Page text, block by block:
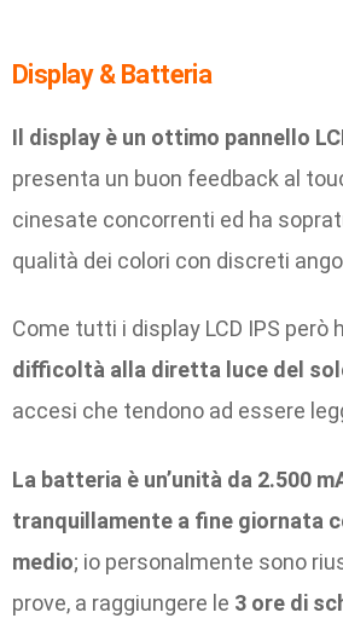
Display & Batteria
Il display è un ottimo pannello
presenta un buon feedback al
cinesate concorrenti ed ha
qualità dei colori con discreti
Come tutti i display LCD IPS però
difficoltà alla diretta luce del
accesi che tendono ad essere
La batteria è un’unità da 2.500
tranquillamente a fine giornata
medio; io personalmente sono
prove, a raggiungere le 3 ore di